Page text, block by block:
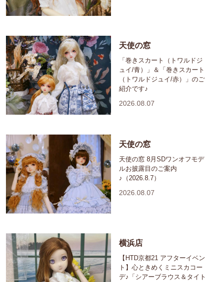
天使の窓
「巻きスカート（トワルドジ
ュイ/青）」＆「巻きスカート
（トワルドジュイ/赤）」のご
紹介です♪
2026.08.07
天使の窓
天使の窓 8月SDワンオフモデ
ルお披露目のご案内
♪（2026.8.7）
2026.08.07
横浜店
【HTD京都21 アフターイベン
ト】心ときめくミニスカコー
デ♪「シアーブラウス＆タイト